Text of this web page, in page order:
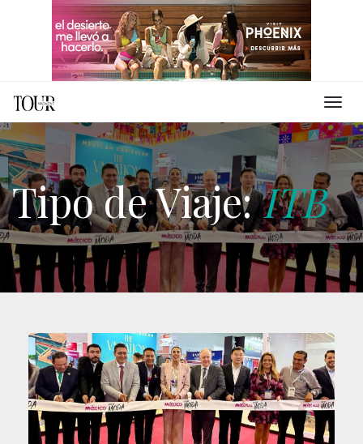
Tipo de Viaje:ITB